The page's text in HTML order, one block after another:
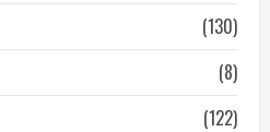
(130)
(8)
(122)